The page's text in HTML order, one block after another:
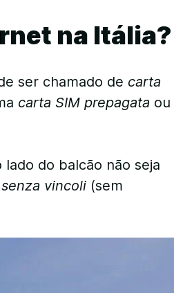
na Itália?
ser chamado de carta
carta SIM prepagata ou
do balcão não seja
senza vincoli (sem